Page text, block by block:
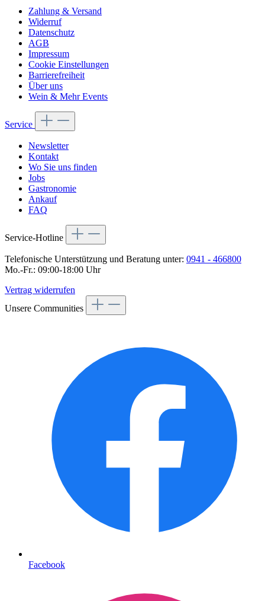
Zahlung & Versand
Widerruf
Datenschutz
AGB
Impressum
Cookie Einstellungen
Barrierefreiheit
Über uns
Wein & Mehr Events
Service
Newsletter
Kontakt
Wo Sie uns finden
Jobs
Gastronomie
Ankauf
FAQ
Service-Hotline
Telefonische Unterstützung und Beratung unter: 0941 - 466800
Mo.-Fr.: 09:00-18:00 Uhr
Vertrag widerrufen
Unsere Communities
Facebook